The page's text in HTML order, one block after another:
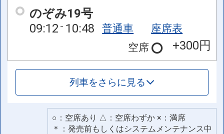
のぞみ19号
09:12 10:48 普通車
座席表
空席
+300円
列車をさらに見る
○：空席あり △：空席わずか ×：満席
＊：発売前もしくはシステムメンテナンス中